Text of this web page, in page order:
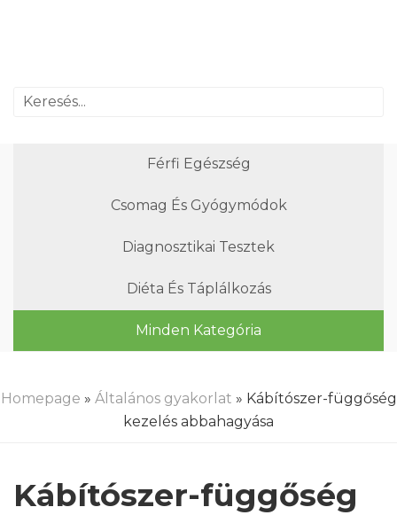
Férfi Egészség
Csomag És Gyógymódok
Diagnosztikai Tesztek
Diéta És Táplálkozás
Minden Kategória
Homepage » Általános gyakorlat » Kábítószer-függőség
kezelés abbahagyása
Kábítószer-függőség